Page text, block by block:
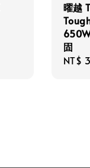
曜越
固
NT$